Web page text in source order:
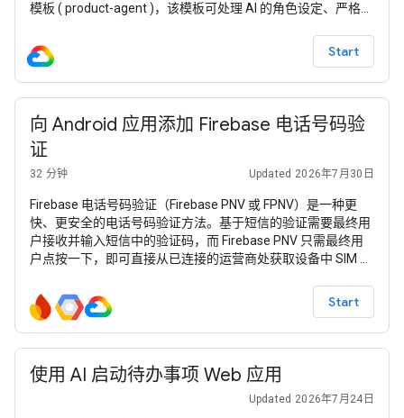
模板 ( product-agent )，该模板可处理 AI 的角色设定、严格的
用本 Codelab 中的 Firebase 服务，您的 Firebase 项目必须采
用 随用随付 (Blaze) 定价方案
Start
向 Android 应用添加 Firebase 电话号码验
证
32 分钟 Updated 2026年7月30日
Firebase 电话号码验证（Firebase PNV 或 FPNV）是一种更
快、更安全的电话号码验证方法。基于短信的验证需要最终用
户接收并输入短信中的验证码，而 Firebase PNV 只需最终用
户点按一下，即可直接从已连接的运营商处获取设备中 SIM 卡
传递来提高可靠性，并消除使用短信时经常被利用的滥用途
径。 在此 Codelab 中，您将学习如何构建一个“餐厅查找器”AI
语音智能体，该智能体使用 Firebase
Start
使用 AI 启动待办事项 Web 应用
Updated 2026年7月24日